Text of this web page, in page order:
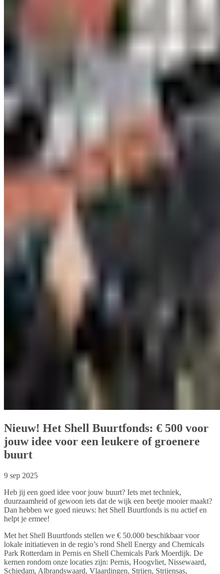
Nieuw! Het Shell Buurtfonds: € 500 voor
jouw idee voor een leukere of groenere
buurt
9 sep 2025
Heb jij een goed idee voor jouw buurt? Iets met techniek,
duurzaamheid of gewoon iets dat de wijk een beetje mooier maakt?
Dan hebben we goed nieuws: het Shell Buurtfonds is nu actief en
helpt je ermee!
Met het Shell Buurtfonds stellen we € 50.000 beschikbaar voor
lokale initiatieven in de regio’s rond Shell Energy and Chemicals
Park Rotterdam in Pernis en Shell Chemicals Park Moerdijk. De
kernen rondom onze locaties zijn: Pernis, Hoogvliet, Nissewaard,
Schiedam, Albrandswaard, Vlaardingen, Strijen, Strijensas,